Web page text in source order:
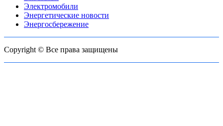
Электромобили
Энергетические новости
Энергосбережение
Copyright © Все права защищены